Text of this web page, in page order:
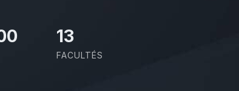
13
FACULTÉS